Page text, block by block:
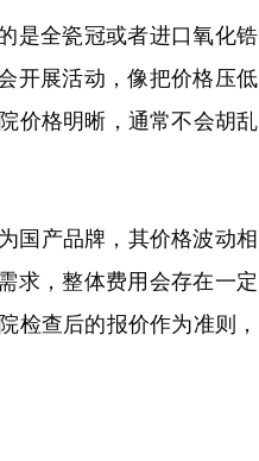
是全瓷冠或者进口氧化锆
开展活动，像把价格压低
价格明晰，通常不会胡乱
国产品牌，其价格波动相
求，整体费用会存在一定
检查后的报价作为准则，